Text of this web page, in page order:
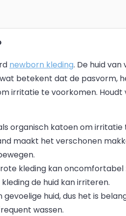
newborn kleding. De huid
wat betekent dat de pasvorm,
irritatie te voorkomen. Houdt
organisch katoen om irritatie
maakt het verschonen
kleding kan oncomfortabel
de huid kan irriteren.
huid, dus het is
wassen.